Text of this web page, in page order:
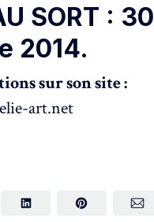
SORT : 30
2014.
sur son site :
art.net